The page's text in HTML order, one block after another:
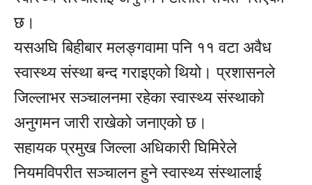
छ।
यसअघि बिहीबार मलङ्गवामा पनि ११ वटा अवैध
स्वास्थ्य संस्था बन्द गराइएको थियो। प्रशासनले
जिल्लाभर सञ्चालनमा रहेका स्वास्थ्य संस्थाको
अनुगमन जारी राखेको जनाएको छ।
सहायक प्रमुख जिल्ला अधिकारी घिमिरेले
नियमविपरीत सञ्चालन हुने स्वास्थ्य संस्थालाई